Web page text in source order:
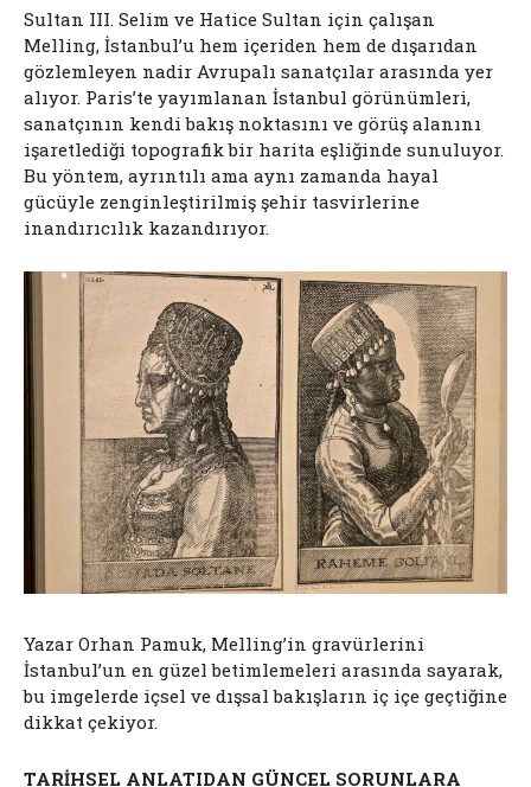
Sultan III. Selim ve Hatice Sultan için çalışan
Melling, İstanbul’u hem içeriden hem de dışarıdan
gözlemleyen nadir Avrupalı sanatçılar arasında yer
alıyor. Paris’te yayımlanan İstanbul görünümleri,
sanatçının kendi bakış noktasını ve görüş alanını
işaretlediği topografik bir harita eşliğinde sunuluyor.
Bu yöntem, ayrıntılı ama aynı zamanda hayal
gücüyle zenginleştirilmiş şehir tasvirlerine
inandırıcılık kazandırıyor.
Yazar Orhan Pamuk, Melling’in gravürlerini
İstanbul’un en güzel betimlemeleri arasında sayarak,
bu imgelerde içsel ve dışsal bakışların iç içe geçtiğine
dikkat çekiyor.
TARİHSEL ANLATIDAN GÜNCEL SORUNLARA